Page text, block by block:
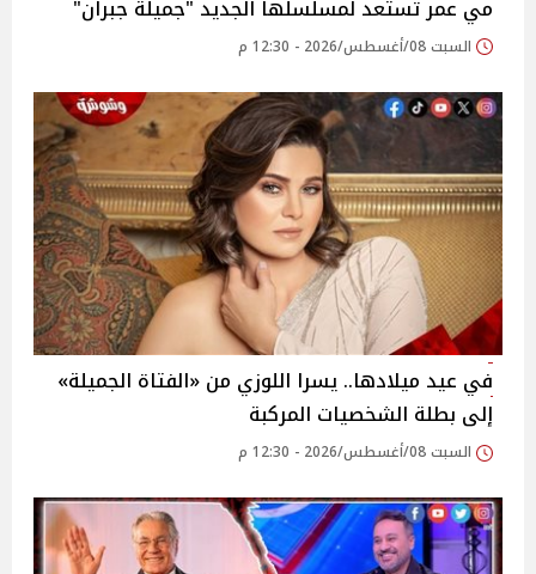
مي عمر تستعد لمسلسلها الجديد "جميلة جبران"
السبت 08/أغسطس/2026 - 12:30 م
في عيد ميلادها.. يسرا اللوزي من «الفتاة الجميلة»
إلى بطلة الشخصيات المركبة
السبت 08/أغسطس/2026 - 12:30 م